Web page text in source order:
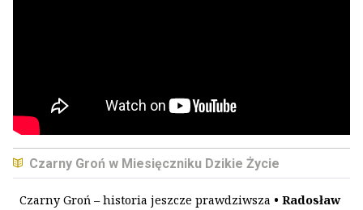
Czarny Groń w Miesięczniku Dzikie Życie
Czarny Groń – historia jeszcze prawdziwsza • Radosław